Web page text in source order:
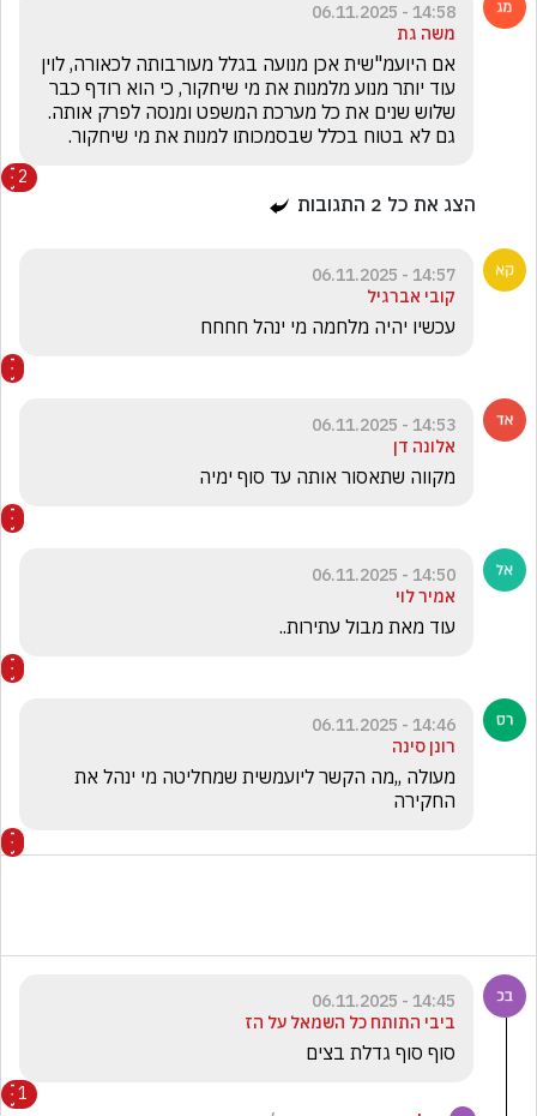
14:58 - 06.11.2025
משה גת
גם לא בטוח בכלל שבסמכותו למנות את מי שיחקור.
2
הצג את כל 2 התגובות
14:57 - 06.11.2025
קובי אברגיל
עכשיו יהיה מלחמה מי ינהל חחחח
14:53 - 06.11.2025
אלונה דן
מקווה שתאסור אותה עד סוף ימיה
14:50 - 06.11.2025
אמיר לוי
עוד מאת מבול עתירות..
14:46 - 06.11.2025
רונן סינה
החקירה
14:45 - 06.11.2025
ביבי התותח כל השמאל על הז
סוף סוף גדלת בצים
1